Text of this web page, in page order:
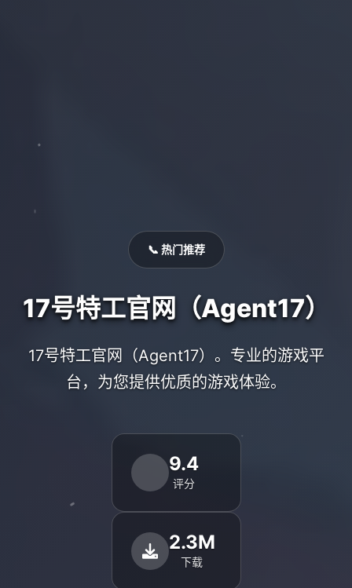
📞 热门推荐
17号特工官网（Agent17）
17号特工官网（Agent17）。专业的游戏平
台，为您提供优质的游戏体验。
9.4
评分
2.3M
下载